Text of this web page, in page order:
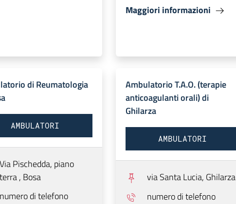
Maggiori informazioni
di Reumatologia
AMBULATORI
Pischedda, piano
, Bosa
di telefono
Ambulatorio T.A.O. (terapie
anticoagulanti orali) di
Ghilarza
AMBULATORI
via Santa Lucia, Ghilarza
numero di telefono